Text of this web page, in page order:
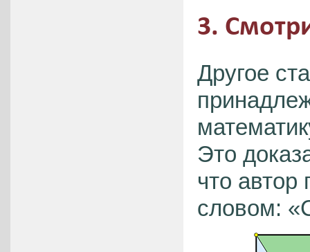
3.
Другое
Это
что автор
словом: